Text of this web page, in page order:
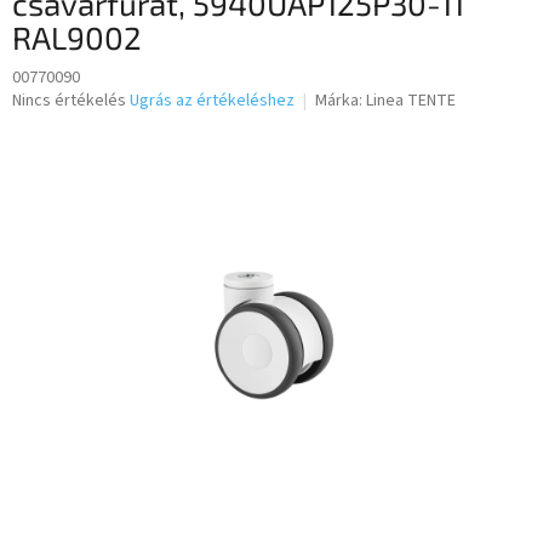
RAL9002
00770090
A
Nincs értékelés Ugrás az értékeléshez Márka: Linea TENTE